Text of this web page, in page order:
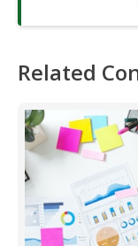
Related